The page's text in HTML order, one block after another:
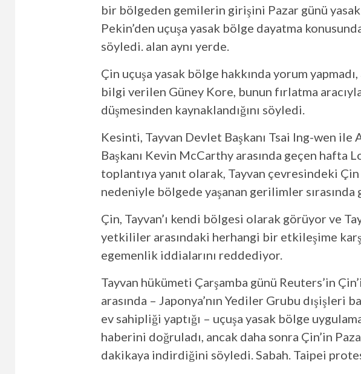
bir bölgeden gemilerin girişini Pazar günü
Pekin’den uçuşa yasak bölge dayatma
söyledi. alan aynı yerde.
Çin uçuşa yasak bölge hakkında yorum
bilgi verilen Güney Kore, bunun fırlatma
düşmesinden kaynaklandığını söyledi.
Kesinti, Tayvan Devlet Başkanı Tsai Ing-wen
Başkanı Kevin McCarthy arasında geçen hafta
toplantıya yanıt olarak, Tayvan çevresindeki
nedeniyle bölgede yaşanan gerilimler sırasında
Çin, Tayvan’ı kendi bölgesi olarak görüyor ve
yetkililer arasındaki herhangi bir etkileşime karşı
egemenlik iddialarını reddediyor.
Tayvan hükümeti Çarşamba günü Reuters’in
arasında – Japonya’nın Yediler Grubu dışişleri
ev sahipliği yaptığı – uçuşa yasak bölge
haberini doğruladı, ancak daha sonra Çin’in
dakikaya indirdiğini söyledi. Sabah. Taipei